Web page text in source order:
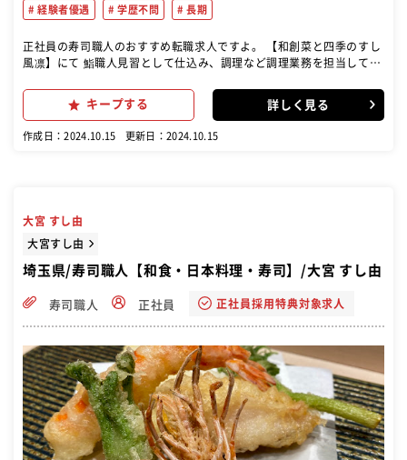
経験者優遇 学歴不問 長期
正社員の寿司職人のおすすめ転職求人ですよ。 【和創菜と四季のすし
風凛】にて 鮨職人見習として仕込み、調理など調理業務を担当してい
キープする 詳しく見る
作成日：2024.10.15 更新日：2024.10.15
大宮 すし由
大宮すし由
埼玉県/寿司職人【和食・日本料理・寿司】/大宮 すし由
寿司職人 正社員 正社員採用特典対象求人